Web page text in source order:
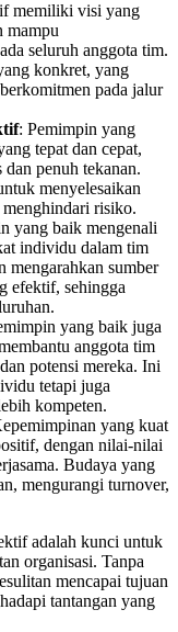
memiliki visi yang
mampu
seluruh anggota tim.
konkret, yang
pada jalur
: Pemimpin yang
tepat dan cepat,
penuh tekanan.
menyelesaikan
menghindari risiko.
yang baik mengenali
individu dalam tim
mengarahkan sumber
efektif, sehingga
yang baik juga
anggota tim
potensi mereka. Ini
tetapi juga
kompeten.
yang kuat
dengan nilai-nilai
Budaya yang
mengurangi turnover,
adalah kunci untuk
organisasi. Tanpa
mencapai tujuan
tantangan yang